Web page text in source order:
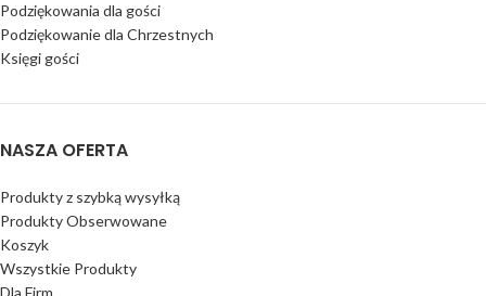
Podziękowania dla gości
Podziękowanie dla Chrzestnych
Księgi gości
NASZA OFERTA
Produkty z szybką wysyłką
Produkty Obserwowane
Koszyk
Wszystkie Produkty
Dla Firm